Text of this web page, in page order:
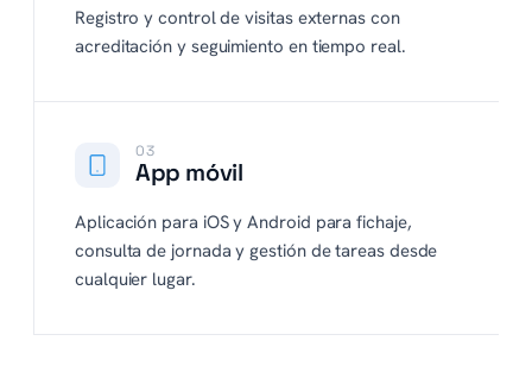
Registro y control de visitas externas con
acreditación y seguimiento en tiempo real.
03
App móvil
Aplicación para iOS y Android para fichaje,
consulta de jornada y gestión de tareas desde
cualquier lugar.